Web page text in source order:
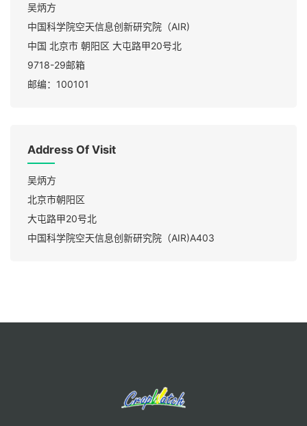
吴炳方
中国科学院空天信息创新研究院（AIR)
中国 北京市 朝阳区 大屯路甲20号北
9718-29邮箱
邮编：100101
Address Of Visit
吴炳方
北京市朝阳区
大屯路甲20号北
中国科学院空天信息创新研究院（AIR)A403